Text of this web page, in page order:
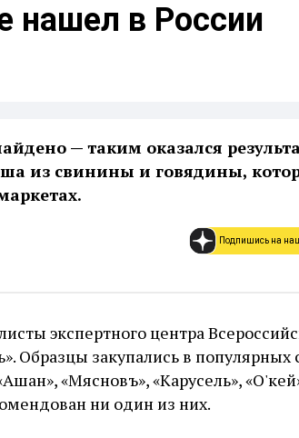
нашел в России
— таким оказался
из свинины и говядины,
Подпишись на
экспертного центра
Образцы закупались в популярных
«Мясновъ», «Карусель»,
ни один из них.